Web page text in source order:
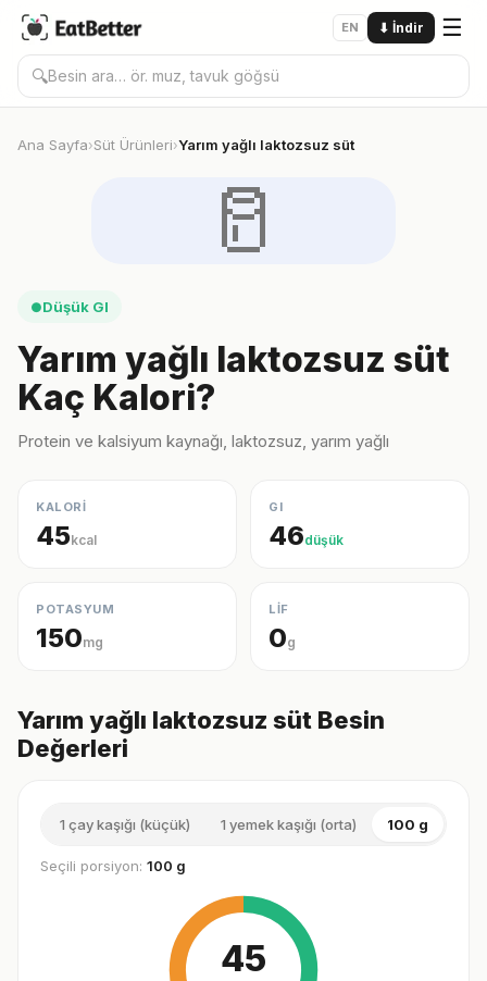
EN ⬇ İndir ☰
🔍
Ana Sayfa›Süt Ürünleri›Yarım yağlı laktozsuz süt
🥛
●Düşük GI
Yarım yağlı laktozsuz süt
Kaç Kalori?
Protein ve kalsiyum kaynağı, laktozsuz, yarım yağlı
KALORİ
45kcal
GI
46düşük
POTASYUM
150mg
LİF
0g
Yarım yağlı laktozsuz süt Besin
Değerleri
1 çay kaşığı (küçük) 1 yemek kaşığı (orta) 100 g
Seçili porsiyon: 100 g
45